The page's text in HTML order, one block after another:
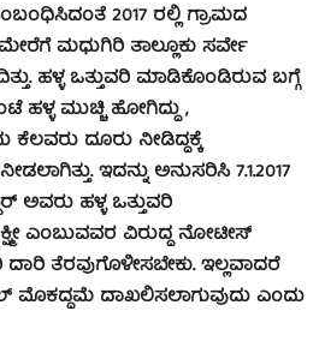
2017 ರಲ್ಲಿ ಗ್ರಾಮದ
ಮಧುಗಿರಿ ತಾಲ್ಲೂಕು ಸರ್ವೇ
ಹಳ್ಳ ಒತ್ತುವರಿ ಮಾಡಿಕೊಂಡಿರುವ ಬಗ್ಗೆ
ಹಳ್ಳ ಮುಚ್ಚಿ ಹೋಗಿದ್ದು ,
ಕೆಲವರು ದೂರು ನೀಡಿದ್ದಕ್ಕೆ
ಇದನ್ನು ಅನುಸರಿಸಿ 7.1.2017
ಅವರು ಹಳ್ಳ ಒತ್ತುವರಿ
ಎಂಬುವವರ ವಿರುದ್ಧ ನೋಟೀಸ್
ತೆರವುಗೊಳೀಸಬೇಕು. ಇಲ್ಲವಾದರೆ
ಮೊಕದ್ದಮೆ ದಾಖಲಿಸಲಾಗುವುದು ಎಂದು